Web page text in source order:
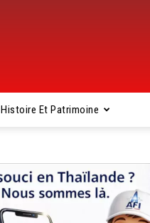
Histoire Et Patrimoine